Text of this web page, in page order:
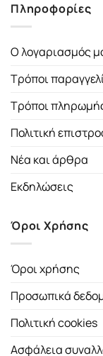
Πληροφορίες
Ο λογαριασμός
Τρόποι
Τρόποι
Πολιτική
Νέα και άρθρα
Εκδηλώσεις
Όροι Χρήσης
Όροι χρήσης
Προσωπικά
Πολιτική cookies
Ασφάλεια